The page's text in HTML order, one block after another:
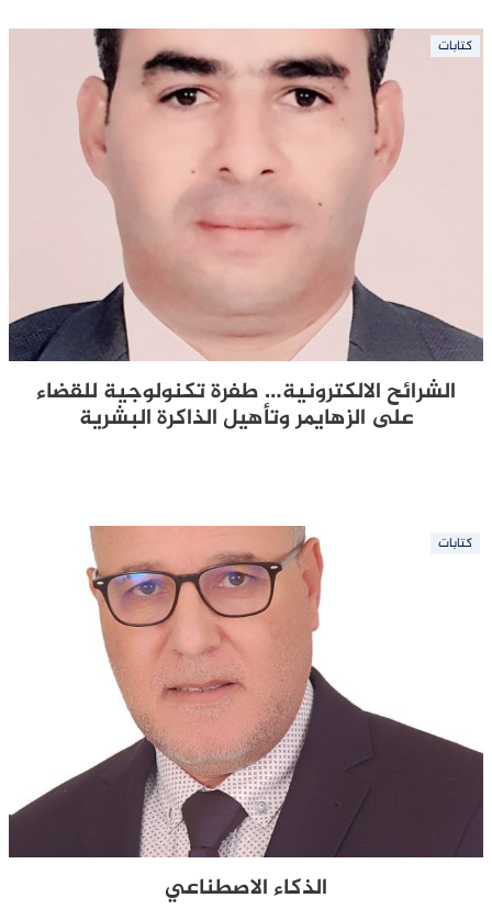
كتابات
الشرائح الالكترونية… طفرة تكنولوجية للقضاء
على الزهايمر وتأهيل الذاكرة البشرية
كتابات
الذكاء الاصطناعي